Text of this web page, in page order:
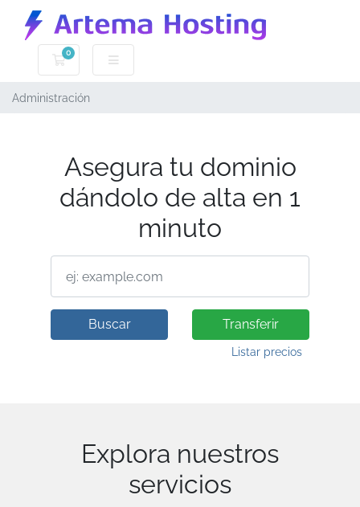
0
Carro de Pedidos
Administración
Asegura tu dominio
dándolo de alta en 1
minuto
Buscar Transferir
Listar precios
Explora nuestros
servicios